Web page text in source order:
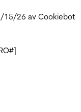
15/26 av Cookiebot